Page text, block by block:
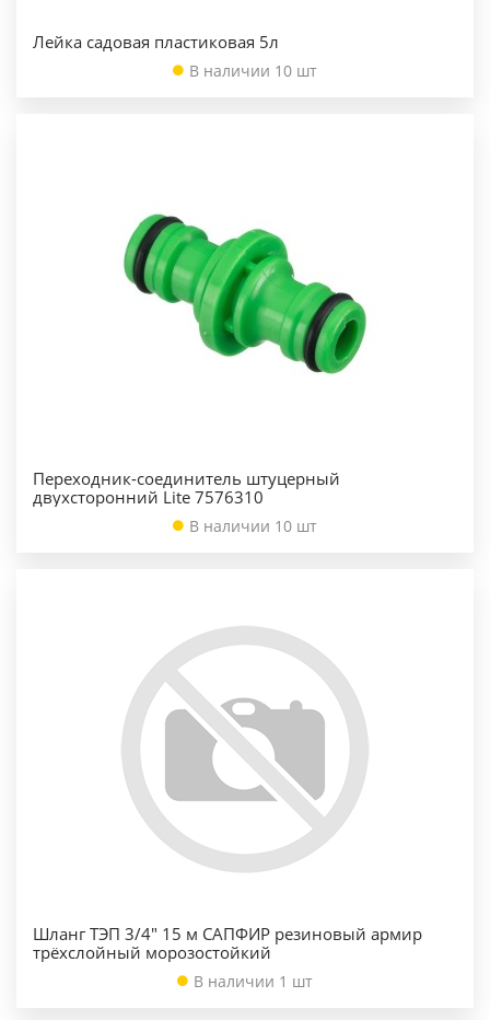
Лейка садовая пластиковая 5л
В наличии 10 шт
Переходник-соединитель штуцерный
двухсторонний Lite 7576310
В наличии 10 шт
Шланг ТЭП 3/4" 15 м САПФИР резиновый армир
трёхслойный морозостойкий
В наличии 1 шт